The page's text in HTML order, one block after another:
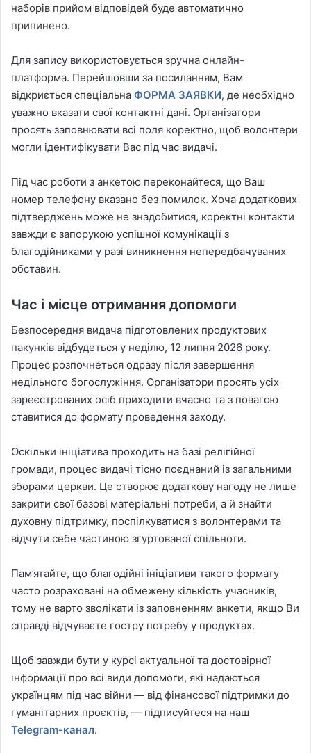
наборів прийом відповідей буде автоматично
припинено.
Для запису використовується зручна онлайн-
платформа. Перейшовши за посиланням, Вам
відкриється спеціальна ФОРМА ЗАЯВКИ, де необхідно
уважно вказати свої контактні дані. Організатори
просять заповнювати всі поля коректно, щоб волонтери
могли ідентифікувати Вас під час видачі.
Під час роботи з анкетою переконайтеся, що Ваш
номер телефону вказано без помилок. Хоча додаткових
підтверджень може не знадобитися, коректні контакти
завжди є запорукою успішної комунікації з
благодійниками у разі виникнення непередбачуваних
обставин.
Час і місце отримання допомоги
Безпосередня видача підготовлених продуктових
пакунків відбудеться у неділю, 12 липня 2026 року.
Процес розпочнеться одразу після завершення
недільного богослужіння. Організатори просять усіх
зареєстрованих осіб приходити вчасно та з повагою
ставитися до формату проведення заходу.
Оскільки ініціатива проходить на базі релігійної
громади, процес видачі тісно поєднаний із загальними
зборами церкви. Це створює додаткову нагоду не лише
закрити свої базові матеріальні потреби, а й знайти
духовну підтримку, поспілкуватися з волонтерами та
відчути себе частиною згуртованої спільноти.
Пам’ятайте, що благодійні ініціативи такого формату
часто розраховані на обмежену кількість учасників,
тому не варто зволікати із заповненням анкети, якщо Ви
справді відчуваєте гостру потребу у продуктах.
Щоб завжди бути у курсі актуальної та достовірної
інформації про всі види допомоги, які надаються
українцям під час війни — від фінансової підтримки до
гуманітарних проєктів, — підписуйтеся на наш
Telegram-канал.